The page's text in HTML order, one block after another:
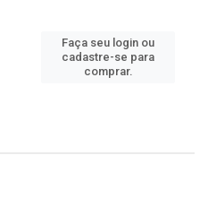
Faça seu login ou
cadastre-se para
comprar.